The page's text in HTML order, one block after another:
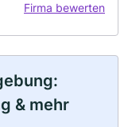
Firma bewerten
& mehr